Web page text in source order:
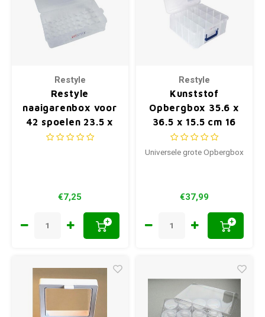
Restyle
Restyle
naaigarenbox voor
42 spoelen 23.5 x
13.5 x 6.5 cm
€7,25
+
Restyle
Kunststof
Opbergbox 35.6 x
36.5 x 15.5 cm 16
vakken
Universele grote Opbergbox
€37,99
+